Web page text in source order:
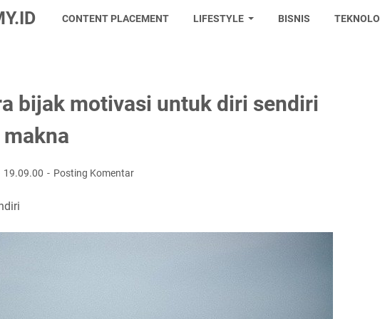
CONTENT PLACEMENT LIFESTYLE BISNIS
bijak motivasi untuk diri sendiri
19.09.00 Posting Komentar